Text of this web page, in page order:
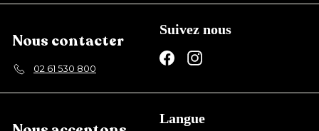
Nous contacter
02 61 530 800
Suivez nous
FacebookInstagram
Langue